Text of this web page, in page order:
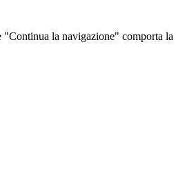
"Continua la navigazione" comporta la